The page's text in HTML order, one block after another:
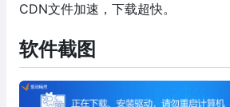
CDN文件加速，下载超快。
软件截图